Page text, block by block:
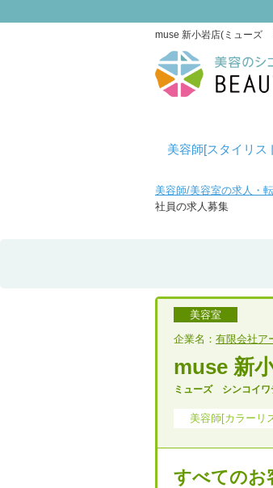
muse 新小岩店(ミューズ
美容師[スタイリス
美容師/美容室の求人・
社員の求人募集
美容室
企業名： 有限会社ア
muse 新
ミューズ シンコイワ
美容師[カラーリ
すべてのお